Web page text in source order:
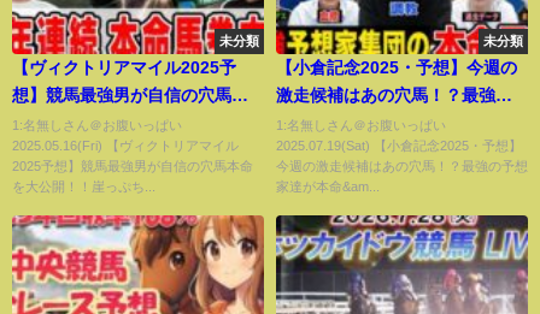
未分類
【ヴィクトリアマイル2025予
想】競馬最強男が自信の穴馬本
命を大公開！！崖っぷち男は
「大逆転」を目指して愛馬を本
命に！！
1:名無しさん＠お腹いっぱい
2025.05.16(Fri) 【ヴィクトリアマイル
2025予想】競馬最強男が自信の穴馬本命
を大公開！！崖っぷち...
未分類
【小倉記念2025・予想】今週の
激走候補はあの穴馬！？最強の
予想家達が本命&伏兵を大公
開！！
1:名無しさん＠お腹いっぱい
2025.07.19(Sat) 【小倉記念2025・予想】
今週の激走候補はあの穴馬！？最強の予想
家達が本命&am...